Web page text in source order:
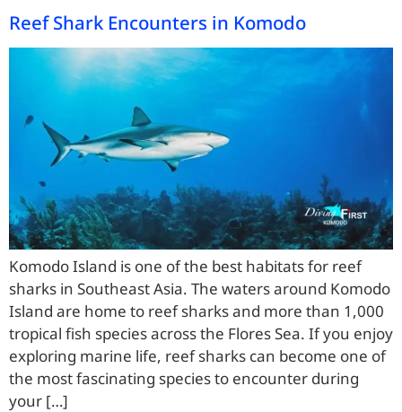
Reef Shark Encounters in Komodo
Komodo Island is one of the best habitats for reef
sharks in Southeast Asia. The waters around Komodo
Island are home to reef sharks and more than 1,000
tropical fish species across the Flores Sea. If you enjoy
exploring marine life, reef sharks can become one of
the most fascinating species to encounter during
your […]